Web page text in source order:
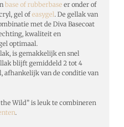
base of rubberbase er onder of
gel ofeasygel. De gellak van
met de Diva Basecoat
kwaliteit en
optimaal.
is gemakkelijk en snel
blijft gemiddeld 2 tot 4
afhankelijk van de conditie van
Wild” is leuk te combineren
.